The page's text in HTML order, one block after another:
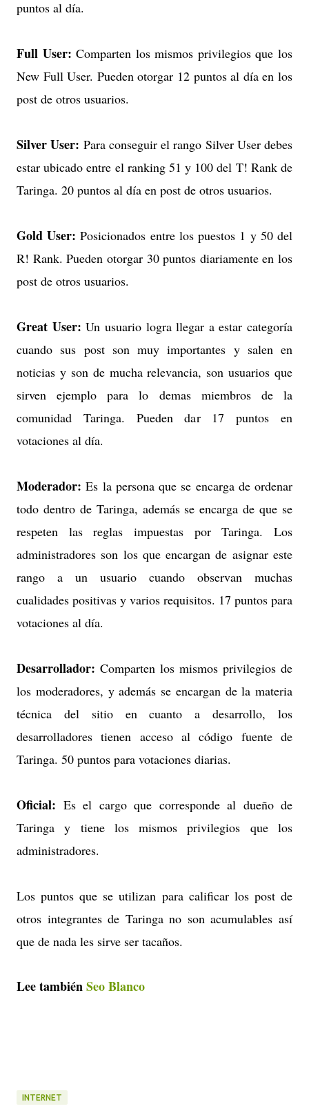
puntos al día.
Full User: Comparten los mismos privilegios que los
New Full User. Pueden otorgar 12 puntos al día en los
post de otros usuarios.
Silver User: Para conseguir el rango Silver User debes
estar ubicado entre el ranking 51 y 100 del T! Rank de
Taringa. 20 puntos al día en post de otros usuarios.
Gold User: Posicionados entre los puestos 1 y 50 del
R! Rank. Pueden otorgar 30 puntos diariamente en los
post de otros usuarios.
Great User: Un usuario logra llegar a estar categoría
cuando sus post son muy importantes y salen en
noticias y son de mucha relevancia, son usuarios que
sirven ejemplo para lo demas miembros de la
comunidad Taringa. Pueden dar 17 puntos en
votaciones al día.
Moderador: Es la persona que se encarga de ordenar
todo dentro de Taringa, además se encarga de que se
respeten las reglas impuestas por Taringa. Los
administradores son los que encargan de asignar este
rango a un usuario cuando observan muchas
cualidades positivas y varios requisitos. 17 puntos para
votaciones al día.
Desarrollador: Comparten los mismos privilegios de
los moderadores, y además se encargan de la materia
técnica del sitio en cuanto a desarrollo, los
desarrolladores tienen acceso al código fuente de
Taringa. 50 puntos para votaciones diarias.
Oficial: Es el cargo que corresponde al dueño de
Taringa y tiene los mismos privilegios que los
administradores.
Los puntos que se utilizan para calificar los post de
otros integrantes de Taringa no son acumulables así
que de nada les sirve ser tacaños.
Lee tambiénSeo Blanco
INTERNET